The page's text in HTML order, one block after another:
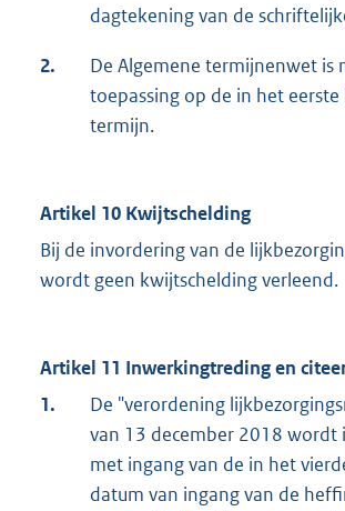
dagtekening van de
2.
De Algemene termijnenwet is
toepassing op de in het eerste
termijn.
Artikel 10 Kwijtschelding
Bij de invordering van de
wordt geen kwijtschelding verleend.
Artikel 11 Inwerkingtreding en
1.
De "verordening
van 13 december 2018 wordt
met ingang van de in het
datum van ingang van de